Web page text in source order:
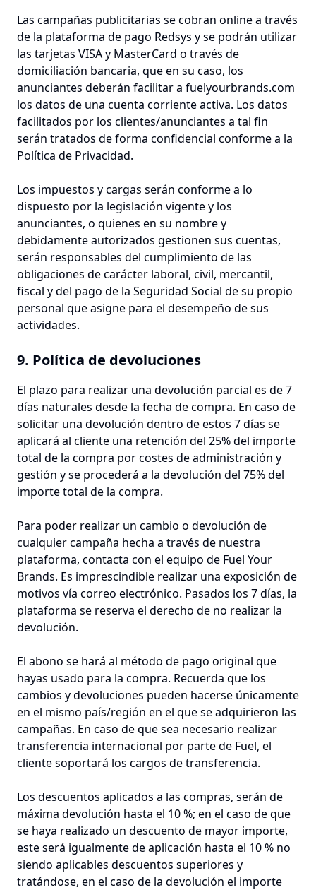
Las campañas publicitarias se cobran online a través
de la plataforma de pago Redsys y se podrán utilizar
las tarjetas VISA y MasterCard o través de
domiciliación bancaria, que en su caso, los
anunciantes deberán facilitar a fuelyourbrands.com
los datos de una cuenta corriente activa. Los datos
facilitados por los clientes/anunciantes a tal fin
serán tratados de forma confidencial conforme a la
Política de Privacidad.
Los impuestos y cargas serán conforme a lo
dispuesto por la legislación vigente y los
anunciantes, o quienes en su nombre y
debidamente autorizados gestionen sus cuentas,
serán responsables del cumplimiento de las
obligaciones de carácter laboral, civil, mercantil,
fiscal y del pago de la Seguridad Social de su propio
personal que asigne para el desempeño de sus
actividades.
9. Política de devoluciones
El plazo para realizar una devolución parcial es de 7
días naturales desde la fecha de compra. En caso de
solicitar una devolución dentro de estos 7 días se
aplicará al cliente una retención del 25% del importe
total de la compra por costes de administración y
gestión y se procederá a la devolución del 75% del
importe total de la compra.
Para poder realizar un cambio o devolución de
cualquier campaña hecha a través de nuestra
plataforma, contacta con el equipo de Fuel Your
Brands. Es imprescindible realizar una exposición de
motivos vía correo electrónico. Pasados los 7 días, la
plataforma se reserva el derecho de no realizar la
devolución.
El abono se hará al método de pago original que
hayas usado para la compra. Recuerda que los
cambios y devoluciones pueden hacerse únicamente
en el mismo país/región en el que se adquirieron las
campañas. En caso de que sea necesario realizar
transferencia internacional por parte de Fuel, el
cliente soportará los cargos de transferencia.
Los descuentos aplicados a las compras, serán de
máxima devolución hasta el 10 %; en el caso de que
se haya realizado un descuento de mayor importe,
este será igualmente de aplicación hasta el 10 % no
siendo aplicables descuentos superiores y
tratándose, en el caso de la devolución el importe